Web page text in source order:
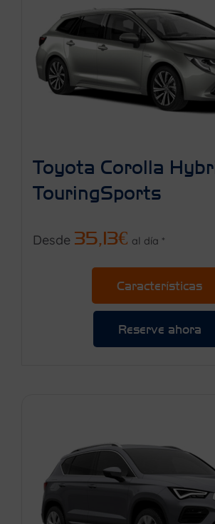
Toyota Corolla
TouringSports
Desde 35,13€ al día *
Características
Reserve ahora